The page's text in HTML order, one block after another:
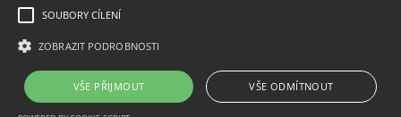
uvedeny u těchto materiálů.
Powered by
SOUBORY CÍLENÍ
ZOBRAZIT PODROBNOSTI
VŠE PŘIJMOUT VŠE ODMÍTNOUT